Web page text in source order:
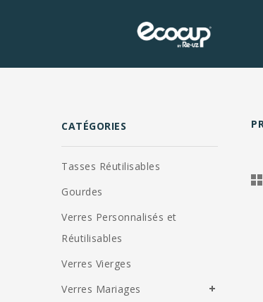
CATÉGORIES
Tasses Réutilisables
Gourdes
Verres Personnalisés et
Réutilisables
Verres Vierges
Verres Mariages